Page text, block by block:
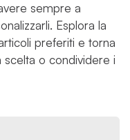
sempre a
Esplora la
preferiti e torna
scelta o condividere i